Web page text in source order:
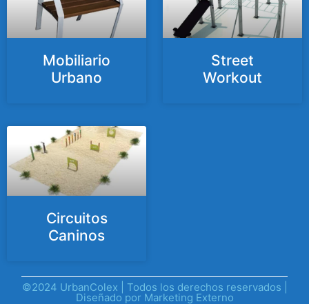
Mobiliario
Urbano
Street
Workout
Circuitos
Caninos
©2024 UrbanColex | Todos los derechos reservados |
Diseñado por Marketing Externo